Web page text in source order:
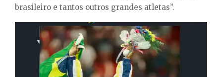
brasileiro e tantos outros grandes atletas”.